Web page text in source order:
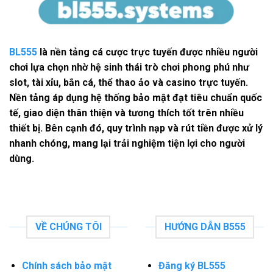
BL555 là nền tảng cá cược trực tuyến được nhiều người
chơi lựa chọn nhờ hệ sinh thái trò chơi phong phú như
slot, tài xỉu, bắn cá, thể thao ảo và casino trực tuyến.
Nền tảng áp dụng hệ thống bảo mật đạt tiêu chuẩn quốc
tế, giao diện thân thiện và tương thích tốt trên nhiều
thiết bị. Bên cạnh đó, quy trình nạp và rút tiền được xử lý
nhanh chóng, mang lại trải nghiệm tiện lợi cho người
dùng.
VỀ CHÚNG TÔI
Chính sách bảo mật
HƯỚNG DẪN B555
Đăng ký BL555